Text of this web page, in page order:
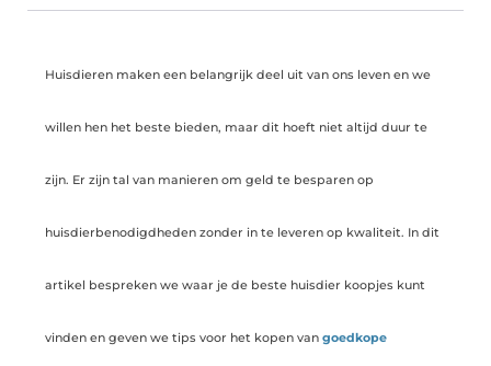
Huisdieren maken een belangrijk deel uit van ons leven en we
willen hen het beste bieden, maar dit hoeft niet altijd duur te
zijn. Er zijn tal van manieren om geld te besparen op
huisdierbenodigdheden zonder in te leveren op kwaliteit. In dit
artikel bespreken we waar je de beste huisdier koopjes kunt
vinden en geven we tips voor het kopen van goedkope